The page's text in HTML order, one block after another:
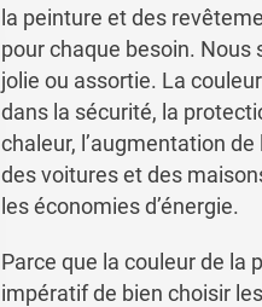
la peinture et des
pour chaque besoin. Nous
jolie ou assortie. La
dans la sécurité, la
chaleur, l’augmentation
des voitures et des
les économies d’énergie.
Parce que la couleur de la
impératif de bien choisir